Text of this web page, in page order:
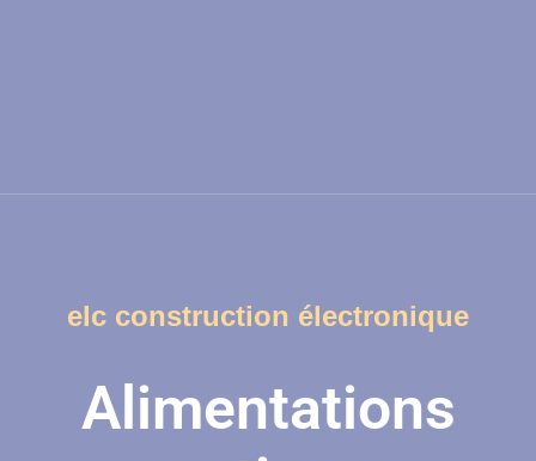
elc construction électronique
Alimentations